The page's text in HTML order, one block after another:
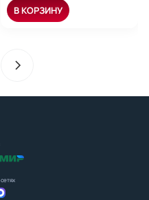
В КОРЗИНУ